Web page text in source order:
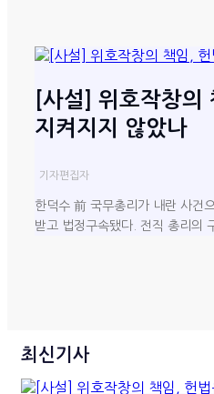
[사설] 위호작창의
지켜지지 않았나
기자편집자
한덕수 前 국무총리가 내란 사건
받고 법정구속됐다. 전직 총리의
최신기사